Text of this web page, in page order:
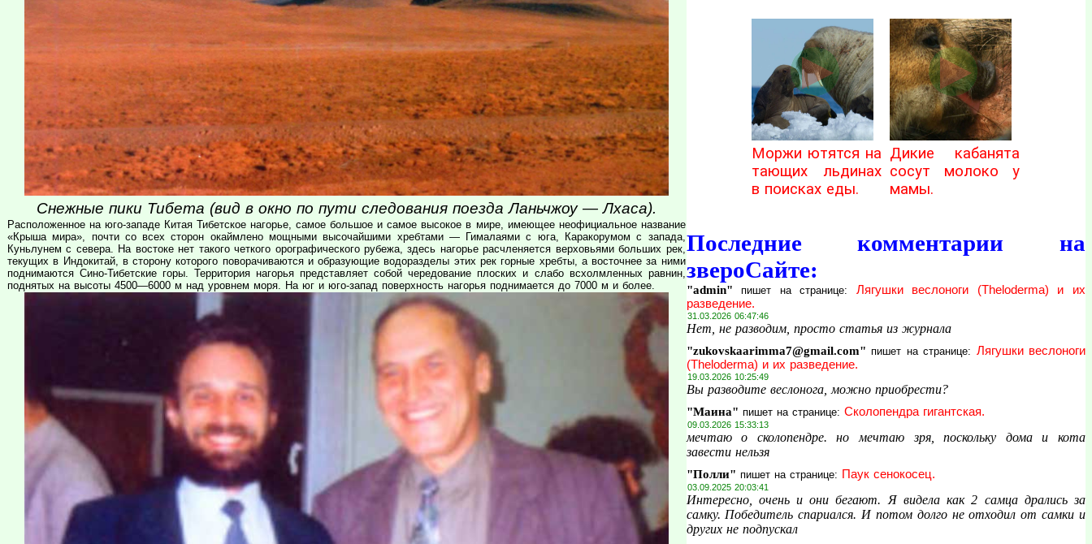
Снежные пики Тибета (вид в окно по пути следования поезда Ланьчжоу — Лхаса).
Расположенное на юго-западе Китая Тибетское нагорье, самое большое и самое высокое в мире, имеющее неофициальное название
«Крыша мира», почти со всех сторон окаймлено мощными высочайшими хребтами — Гималаями с юга, Каракорумом с запада,
Куньлунем с севера. На востоке нет такого четкого орографического рубежа, здесь нагорье расчленяется верховьями больших рек,
текущих в Индокитай, в сторону которого поворачиваются и образующие водоразделы этих рек горные хребты, а восточнее за ними
поднимаются Сино-Тибетские горы. Территория нагорья представляет собой чередование плоских и слабо всхолмленных равнин,
поднятых на высоты 4500—6000 м над уровнем моря. На юг и юго-запад поверхность нагорья поднимается до 7000 м и более.
Моржи ютятся на
тающих льдинах
в поисках еды.
Дикие кабанята
сосут молоко у
мамы.
Последние комментарии на
звероСайте:
"admin" пишет на странице: Лягушки веслоноги (Theloderma) и их
разведение.
31.03.2026 06:47:46
Нет, не разводим, просто статья из журнала
"zukovskaarimma7@gmail.com" пишет на странице: Лягушки веслоноги
(Theloderma) и их разведение.
19.03.2026 10:25:49
Вы разводите веслонога, можно приобрести?
"Маина" пишет на странице: Сколопендра гигантская.
09.03.2026 15:33:13
мечтаю о сколопендре. но мечтаю зря, поскольку дома и кота
завести нельзя
"Полли" пишет на странице: Паук сенокосец.
03.09.2025 20:03:41
Интересно, очень и они бегают. Я видела как 2 самца дрались за
самку. Победитель спариался. И потом долго не отходил от самки и
других не подпускал